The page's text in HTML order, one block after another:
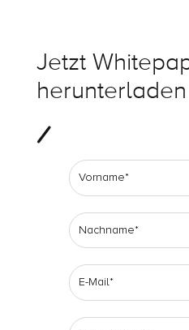
Jetzt
herunterladen